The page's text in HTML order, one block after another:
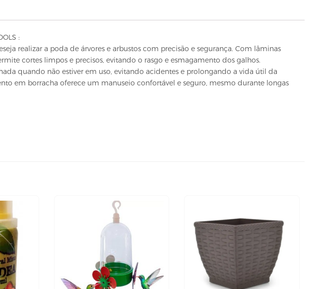
:
realizar a poda de árvores e arbustos com precisão e segurança. Com lâminas
cortes limpos e precisos, evitando o rasgo e esmagamento dos galhos.
quando não estiver em uso, evitando acidentes e prolongando a vida útil da
em borracha oferece um manuseio confortável e seguro, mesmo durante longas